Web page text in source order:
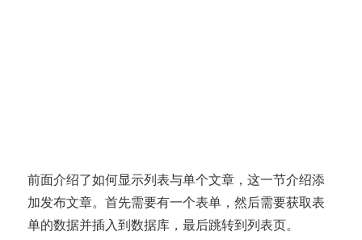
前面介绍了如何显示列表与单个文章，这一节介绍添
加发布文章。首先需要有一个表单，然后需要获取表
单的数据并插入到数据库，最后跳转到列表页。